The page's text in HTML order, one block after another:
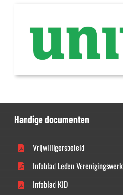
Handige documenten
Vrijwilligersbeleid
Infoblad Leden Verenigingswerk
Infoblad KID